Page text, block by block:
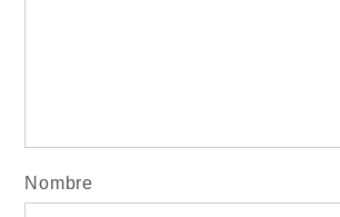
Nombre